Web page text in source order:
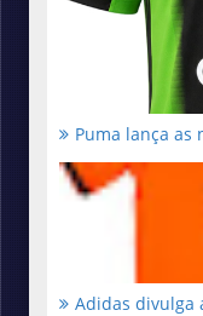
Puma lança as
Adidas divulga